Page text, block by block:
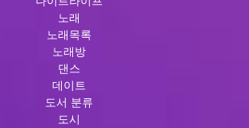
노래
노래목록
노래방
댄스
데이트
도서 분류
도시